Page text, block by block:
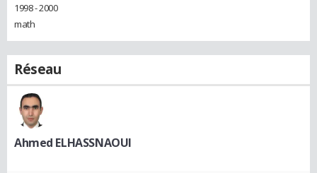
1998 - 2000
math
Réseau
Ahmed ELHASSNAOUI